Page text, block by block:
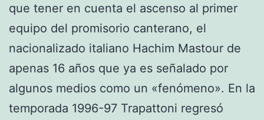
que tener en cuenta el ascenso al primer
equipo del promisorio canterano, el
nacionalizado italiano Hachim Mastour de
apenas 16 años que ya es señalado por
algunos medios como un «fenómeno». En la
temporada 1996-97 Trapattoni regresó